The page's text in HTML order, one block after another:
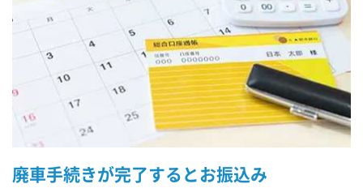
廃車手続きが完了するとお振込み